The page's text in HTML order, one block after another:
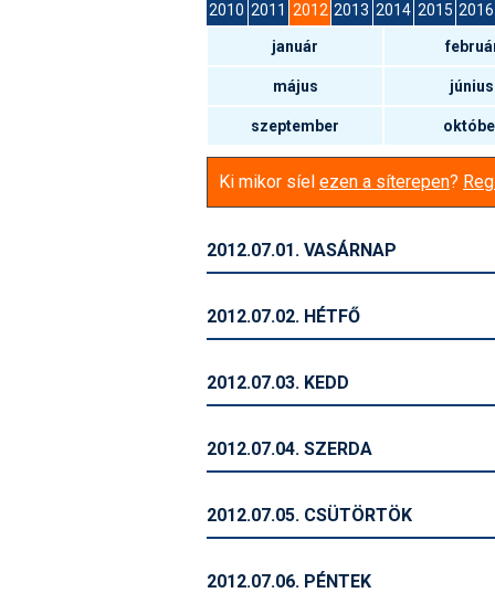
2010 2011 2012 2013 2014 2015 2016
január
május június
szeptember
Ki mikor síel ezen a síterepen?
2012.07.01. VASÁRNAP
2012.07.02. HÉTFŐ
2012.07.03. KEDD
2012.07.04. SZERDA
2012.07.05. CSÜTÖRTÖK
2012.07.06. PÉNTEK